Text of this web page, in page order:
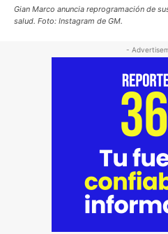
Gian Marco anuncia reprogramación de
salud. Foto: Instagram de GM.
-